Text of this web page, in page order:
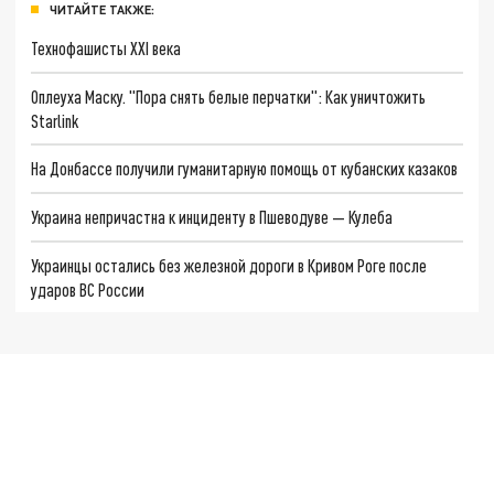
ЧИТАЙТЕ ТАКЖЕ:
Технофашисты XXI века
Оплеуха Маску. "Пора снять белые перчатки": Как уничтожить
Starlink
На Донбассе получили гуманитарную помощь от кубанских казаков
Украина непричастна к инциденту в Пшеводуве — Кулеба
Украинцы остались без железной дороги в Кривом Роге после
ударов ВС России